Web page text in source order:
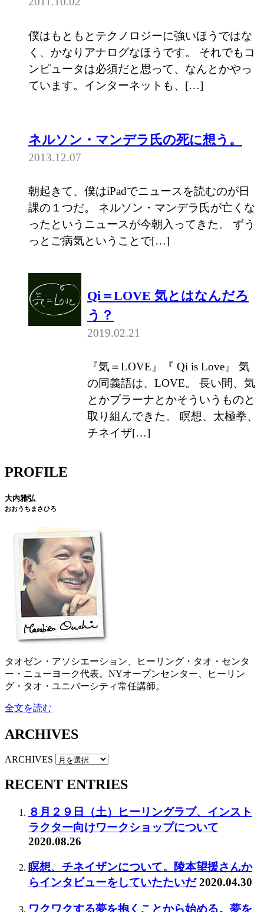
僕はもともとテクノロジーに強いほうではな
く、かなりアナログなほうです。 それでもコ
ンピュータは必須だと思って、なんとかやっ
ています。インターネットも、[…]
ネルソン・マンデラ氏の死に想う。
2013.12.07
朝起きて、僕はiPadでニュースを読むのが日
課の１つだ。 ネルソン・マンデラ氏が亡くな
ったというニュースが今朝入ってきた。 ずう
っとご病気ということで[…]
Qi＝LOVE 気とはなんだろ
う？
2019.02.21
『気＝LOVE』『 Qi is Love』 気
の同義語は、LOVE。 長い間、気
とかプラーナとかそういうものと
取り組んできた。 瞑想、太極拳、
チネイザ[…]
PROFILE
大内雅弘
おおうちまさひろ
タオゼン・アソシエーション、ヒーリング・タオ・センタ
ー・ニューヨーク代表。NYオープンセンター、ヒーリン
グ・タオ・ユニバーシティ常任講師。
全文を読む
ARCHIVES
ARCHIVES
RECENT ENTRIES
８月２９日（土）ヒーリングラブ、インスト
ラクター向けワークショップについて
2020.08.26
瞑想、チネイザンについて。陵本望援さんか
らインタビューをしていたたいだ 2020.04.30
ワクワクする夢を抱くことから始める。夢を